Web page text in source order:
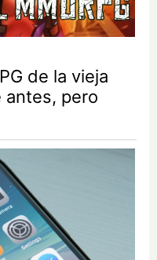
de la vieja
antes, pero